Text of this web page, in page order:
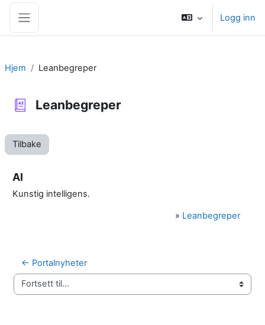
Gå til hovedinnhold
Sidepanel
Logg inn
Hjem Leanbegreper
Leanbegreper
Tilbake
AI
Kunstig intelligens.
» Leanbegreper
← Portalnyheter
Fortsett til...